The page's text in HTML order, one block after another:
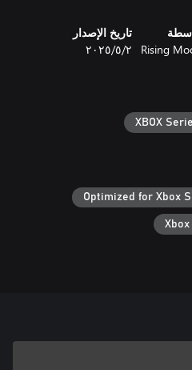
Rising
تاريخ الإصدار
٢‏/٥‏/٢٠٢٥
XBOX
Optimized for Xbox